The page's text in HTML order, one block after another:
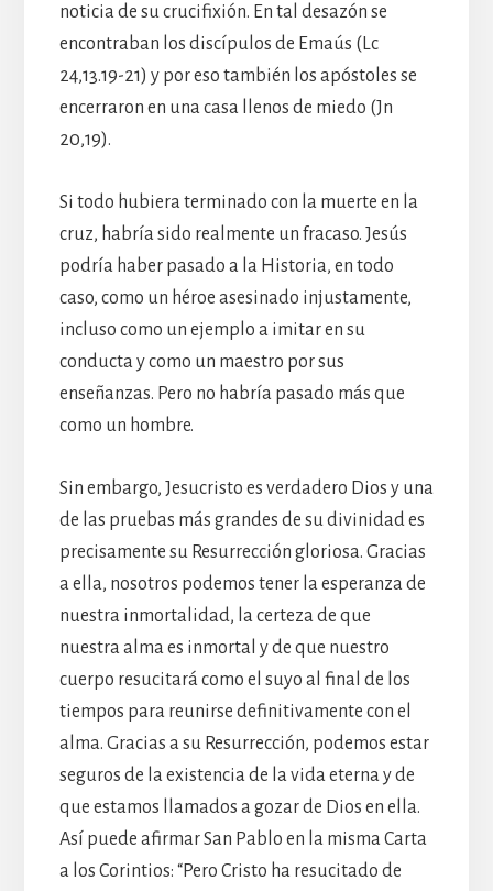
noticia de su crucifixión. En tal desazón se
encontraban los discípulos de Emaús (Lc
24,13.19-21) y por eso también los apóstoles se
encerraron en una casa llenos de miedo (Jn
20,19).
Si todo hubiera terminado con la muerte en la
cruz, habría sido realmente un fracaso. Jesús
podría haber pasado a la Historia, en todo
caso, como un héroe asesinado injustamente,
incluso como un ejemplo a imitar en su
conducta y como un maestro por sus
enseñanzas. Pero no habría pasado más que
como un hombre.
Sin embargo, Jesucristo es verdadero Dios y una
de las pruebas más grandes de su divinidad es
precisamente su Resurrección gloriosa. Gracias
a ella, nosotros podemos tener la esperanza de
nuestra inmortalidad, la certeza de que
nuestra alma es inmortal y de que nuestro
cuerpo resucitará como el suyo al final de los
tiempos para reunirse definitivamente con el
alma. Gracias a su Resurrección, podemos estar
seguros de la existencia de la vida eterna y de
que estamos llamados a gozar de Dios en ella.
Así puede afirmar San Pablo en la misma Carta
a los Corintios: “Pero Cristo ha resucitado de